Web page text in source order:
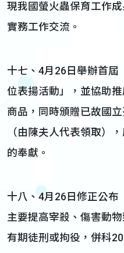
現我國螢火蟲保育工作
實務工作交流。
十七、4月26日舉辦首屆
位表揚活動」，並協助
商品，同時頒贈已故國
（由陳夫人代表領取）
的奉獻。
十八、4月26日修正公布
主要提高宰殺、傷害動
有期徒刑或拘役，併科